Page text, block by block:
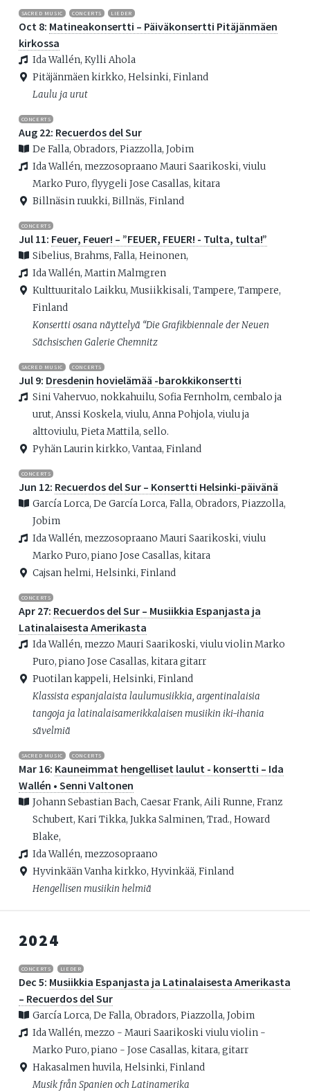
SACRED MUSIC CONCERTS LIEDER
Oct 8: Matineakonsertti – Päiväkonsertti Pitäjänmäen
kirkossa
Ida Wallén, Kylli Ahola
Pitäjänmäen kirkko, Helsinki, Finland
Laulu ja urut
CONCERTS
Aug 22: Recuerdos del Sur
De Falla, Obradors, Piazzolla, Jobim
Ida Wallén, mezzosopraano Mauri Saarikoski, viulu
Marko Puro, flyygeli Jose Casallas, kitara
Billnäsin ruukki, Billnäs, Finland
CONCERTS
Jul 11: Feuer, Feuer! – ”FEUER, FEUER! - Tulta, tulta!”
Sibelius, Brahms, Falla, Heinonen,
Ida Wallén, Martin Malmgren
Kulttuuritalo Laikku, Musiikkisali, Tampere, Tampere,
Finland
Konsertti osana näyttelyä “Die Grafikbiennale der Neuen
Sächsischen Galerie Chemnitz
SACRED MUSIC CONCERTS
Jul 9: Dresdenin hovielämää -barokkikonsertti
Sini Vahervuo, nokkahuilu, Sofia Fernholm, cembalo ja
urut, Anssi Koskela, viulu, Anna Pohjola, viulu ja
alttoviulu, Pieta Mattila, sello.
Pyhän Laurin kirkko, Vantaa, Finland
CONCERTS
Jun 12: Recuerdos del Sur – Konsertti Helsinki-päivänä
García Lorca, De García Lorca, Falla, Obradors, Piazzolla,
Jobim
Ida Wallén, mezzosopraano Mauri Saarikoski, viulu
Marko Puro, piano Jose Casallas, kitara
Cajsan helmi, Helsinki, Finland
CONCERTS
Apr 27: Recuerdos del Sur – Musiikkia Espanjasta ja
Latinalaisesta Amerikasta
Ida Wallén, mezzo Mauri Saarikoski, viulu violin Marko
Puro, piano Jose Casallas, kitara gitarr
Puotilan kappeli, Helsinki, Finland
Klassista espanjalaista laulumusiikkia, argentinalaisia
tangoja ja latinalaisamerikkalaisen musiikin iki-ihania
sävelmiä
SACRED MUSIC CONCERTS
Mar 16: Kauneimmat hengelliset laulut - konsertti – Ida
Wallén • Senni Valtonen
Johann Sebastian Bach, Caesar Frank, Aili Runne, Franz
Schubert, Kari Tikka, Jukka Salminen, Trad., Howard
Blake,
Ida Wallén, mezzosopraano
Hyvinkään Vanha kirkko, Hyvinkää, Finland
Hengellisen musiikin helmiä
2024
CONCERTS LIEDER
Dec 5: Musiikkia Espanjasta ja Latinalaisesta Amerikasta
– Recuerdos del Sur
García Lorca, De Falla, Obradors, Piazzolla, Jobim
Ida Wallén, mezzo - Mauri Saarikoski viulu violin -
Marko Puro, piano - Jose Casallas, kitara, gitarr
Hakasalmen huvila, Helsinki, Finland
Musik från Spanien och Latinamerika